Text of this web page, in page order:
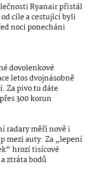
Ryanair přistál
od cíle a cestující byli
noci ponecháni
dovolenkové
letos dvojnásobně
Za pivo tu dáte
300 korun
radary měří nově i
mezi auty: Za „lepení
hrozí tisícové
ztráta bodů